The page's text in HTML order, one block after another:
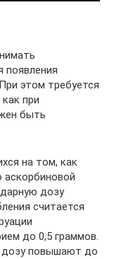
появления
этом требуется
при
быть
на том, как
дозу
считается
до 0,5 граммов.
дозу повышают до